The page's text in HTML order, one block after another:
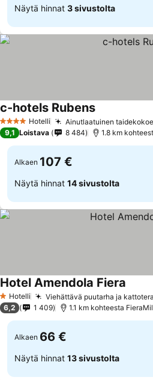
Näytä hinnat 3 sivustolta
4 Tähtiluokitus
Hotelli Ainutlaatuinen
c-hotels Rubens
9,1 Loistava 8 484 1.8 km
Alkaen 107 €
Näytä hinnat 14 sivustolta
1 Tähtiluokitus
Hotelli Viehättävä puutarha ja
Hotel Amendola Fiera
6,2 1 409 1.1 km kohteesta
Alkaen 66 €
Näytä hinnat 13 sivustolta